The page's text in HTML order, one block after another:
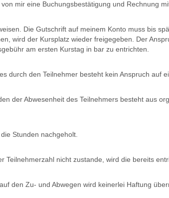
mir eine Buchungsbestätigung und Rechnung
Die Gutschrift auf meinem Konto muss bis
wird der Kursplatz wieder freigegeben. Der
am ersten Kurstag in bar zu entrichten.
durch den Teilnehmer besteht kein Anspruch auf
der Abwesenheit des Teilnehmers besteht aus
Stunden nachgeholt.
Teilnehmerzahl nicht zustande, wird die bereits
den Zu- und Abwegen wird keinerlei Haftung